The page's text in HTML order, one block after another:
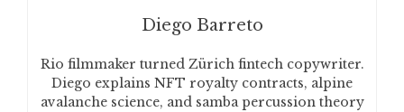
Diego Barreto
Rio filmmaker turned Zürich fintech copywriter.
Diego explains NFT royalty contracts, alpine
avalanche science, and samba percussion theory